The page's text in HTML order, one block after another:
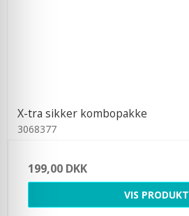
X-tra sikker kombopakke
3068377
199,00 DKK
VIS PRODUKT